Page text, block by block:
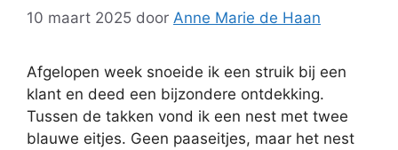
10 maart 2025 door Anne Marie de Haan
Afgelopen week snoeide ik een struik bij een
klant en deed een bijzondere ontdekking.
Tussen de takken vond ik een nest met twee
blauwe eitjes. Geen paaseitjes, maar het nest